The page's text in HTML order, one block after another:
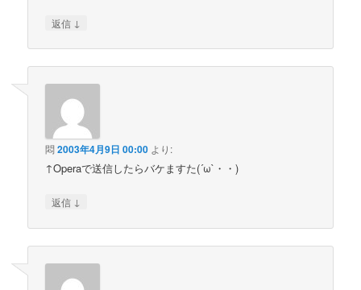
返信 ↓
悶2003年4月9日 00:00 より:
↑Operaで送信したらバケますた(´ω`・・)
返信 ↓